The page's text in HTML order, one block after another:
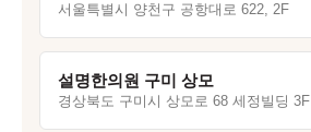
서울특별시 양천구 공항대로 622, 2F
설명한의원 구미 상모
경상북도 구미시 상모로 68 세정빌딩 3F